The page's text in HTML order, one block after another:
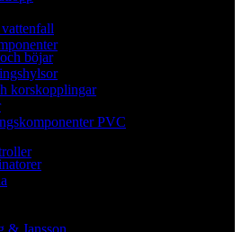
böjar
korskopplingar
PVC
& Jansson